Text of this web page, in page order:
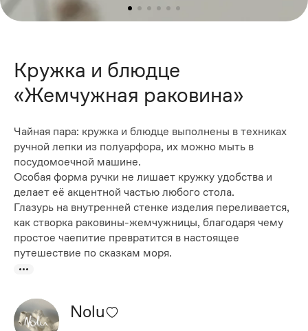
Кружка и блюдце
«Жемчужная раковина»
Чайная пара: кружка и блюдце выполнены в техниках
ручной лепки из полуарфора, их можно мыть в
посудомоечной машине.
Особая форма ручки не лишает кружку удобства и
делает её акцентной частью любого стола.
Глазурь на внутренней стенке изделия переливается,
как створка раковины-жемчужницы, благодаря чему
простое чаепитие превратится в настоящее
путешествие по сказкам моря.
Nolu